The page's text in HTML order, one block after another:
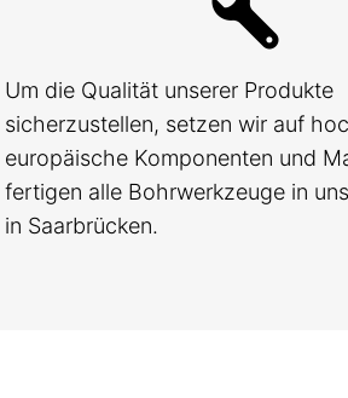
Um die Qualität unserer Produkte
sicherzustellen, setzen wir auf
europäische Komponenten und
fertigen alle Bohrwerkzeuge in
in Saarbrücken.